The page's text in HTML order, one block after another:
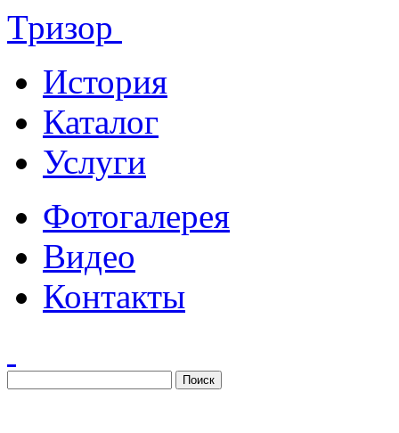
Тризор
История
Каталог
Услуги
Фотогалерея
Видео
Контакты